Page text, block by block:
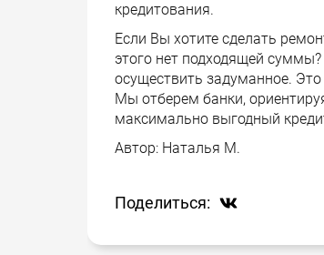
кредитования.
Если Вы хотите сделать
этого нет подходящей
осуществить задуманное.
Мы отберем банки,
максимально выгодный
Автор: Наталья М.
Поделиться: